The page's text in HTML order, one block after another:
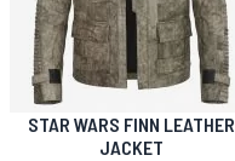
STAR WARS FINN LEATHER
JACKET